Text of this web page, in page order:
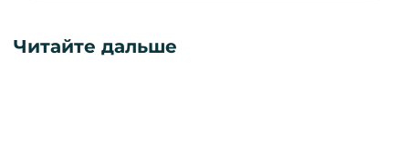
Читайте дальше